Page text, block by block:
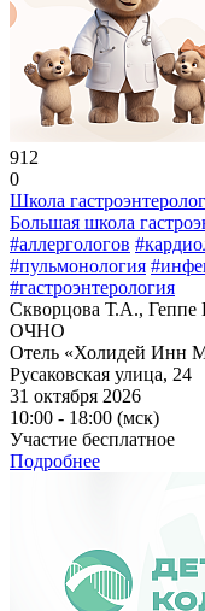
912
0
Школа
Большая школа
#аллергологов
#пульмонология
#гастроэнтерология
Скворцова Т.А.,
ОЧНО
Отель «Холидей Инн
Русаковская улица, 24
31 октября 2026
10:00 - 18:00 (мск)
Участие бесплатное
Подробнее